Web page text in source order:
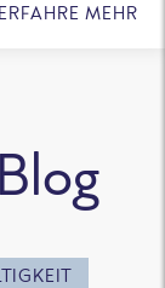
ERFAHRE MEHR